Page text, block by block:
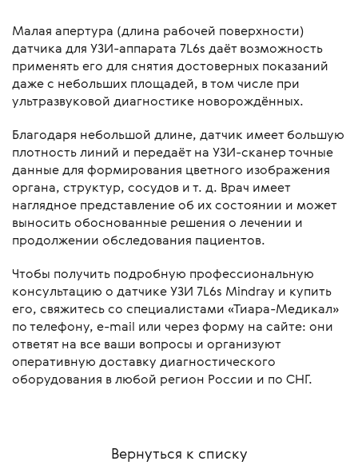
Малая апертура (длина рабочей поверхности)
датчика для УЗИ-аппарата 7L6s даёт возможность
применять его для снятия достоверных показаний
даже с небольших площадей, в том числе при
ультразвуковой диагностике новорождённых.
Благодаря небольшой длине, датчик имеет большую
плотность линий и передаёт на УЗИ-сканер точные
данные для формирования цветного изображения
органа, структур, сосудов и т. д. Врач имеет
наглядное представление об их состоянии и может
выносить обоснованные решения о лечении и
продолжении обследования пациентов.
Чтобы получить подробную профессиональную
консультацию о датчике УЗИ 7L6s Mindray и купить
его, свяжитесь со специалистами «Тиара-Медикал»
по телефону, e-mail или через форму на сайте: они
ответят на все ваши вопросы и организуют
оперативную доставку диагностического
оборудования в любой регион России и по СНГ.
Вернуться к списку